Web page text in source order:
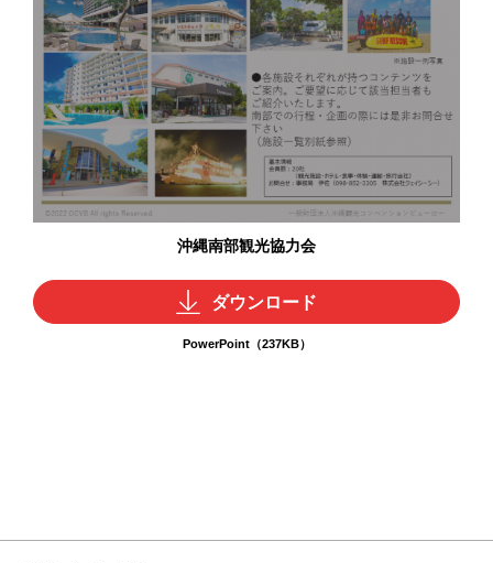
沖縄南部観光協力会
ダウンロード
PowerPoint（237KB）